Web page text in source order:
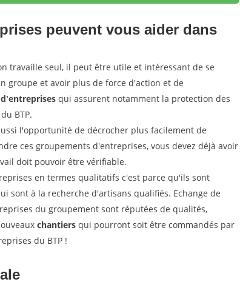
peuvent vous aider dans
travaille seul, il peut être utile et intéressant de se
groupe et avoir plus de force d'action et de
qui assurent notamment la protection des
BTP.
l'opportunité de décrocher plus facilement de
ces groupements d'entreprises, vous devez déjà avoir
doit pouvoir être vérifiable.
en termes qualitatifs c'est parce qu'ils sont
sont à la recherche d'artisans qualifiés. Echange de
du groupement sont réputées de qualités,
chantiers qui pourront soit être commandés par
du BTP !